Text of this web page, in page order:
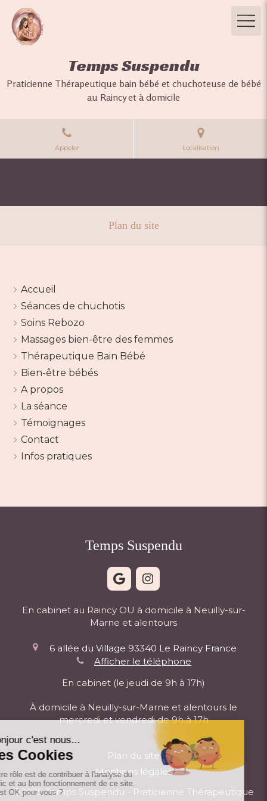
Temps Suspendu
Praticienne Thérapeutique bain bébé et chuchoteuse de bébé
au Raincy et à domicile
Appeler Localisation
Plan du site
Accueil
Séances de chuchotis
Soins Rebozo
Massages bien-être des femmes
Thérapeutique Bain Bébé
Bien-être bébés
A propos
La séance
Témoignages
Contact
Infos pratiques
Temps Suspendu
En cabinet au Raincy OU à domicile à Neuilly-sur-
Marne et alentours
6 allée du Village 93340 Le Raincy France
Afficher le téléphone
En cabinet (le jeudi de 9h à 17h)
À domicile à Neuilly-sur-Marne et alentours le
mercredi et vendredi de 9h à 17h
Plan du site
Mentions légales
©2025 Temps Suspendu - Praticienne Thérapeutique